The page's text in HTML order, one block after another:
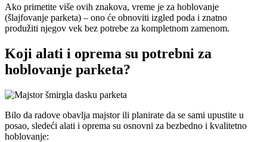
Ako primetite više ovih znakova, vreme je za hoblovanje
(šlajfovanje parketa) – ono će obnoviti izgled poda i znatno
produžiti njegov vek bez potrebe za kompletnom zamenom.
Koji alati i oprema su potrebni za
hoblovanje parketa?
Bilo da radove obavlja majstor ili planirate da se sami upustite u
posao, sledeći alati i oprema su osnovni za bezbedno i kvalitetno
hoblovanje: